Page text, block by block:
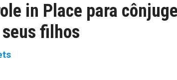
in Place para
filhos